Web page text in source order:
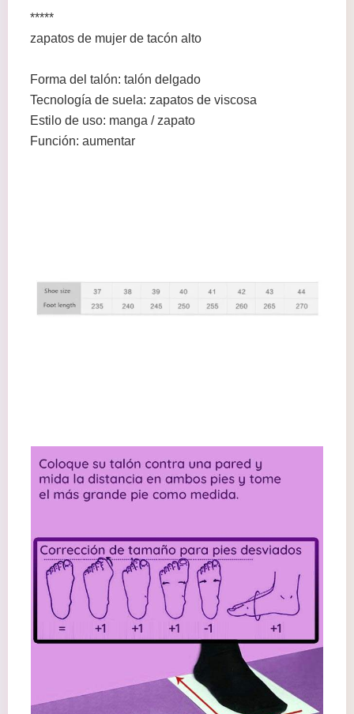
*****
zapatos de mujer de tacón alto
Forma del talón: talón delgado
Tecnología de suela: zapatos de viscosa
Estilo de uso: manga / zapato
Función: aumentar